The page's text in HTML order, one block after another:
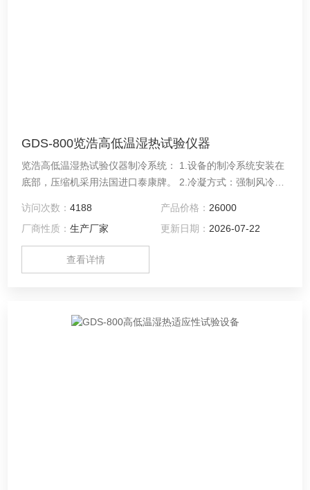
GDS-800览浩高低温湿热试验仪器
览浩高低温湿热试验仪器制冷系统： 1.设备的制冷系统安装在
底部，压缩机采用法国进口泰康牌。 2.冷凝方式：强制风冷冷
48H捡漏测试。
访问次数：4188 产品价格： 26000
厂商性质：生产厂家 更新日期： 2026-07-22
查看详情